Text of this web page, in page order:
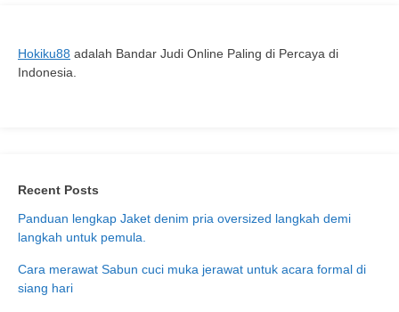
Hokiku88 adalah Bandar Judi Online Paling di Percaya di
Indonesia.
Recent Posts
Panduan lengkap Jaket denim pria oversized langkah demi
langkah untuk pemula.
Cara merawat Sabun cuci muka jerawat untuk acara formal di
siang hari